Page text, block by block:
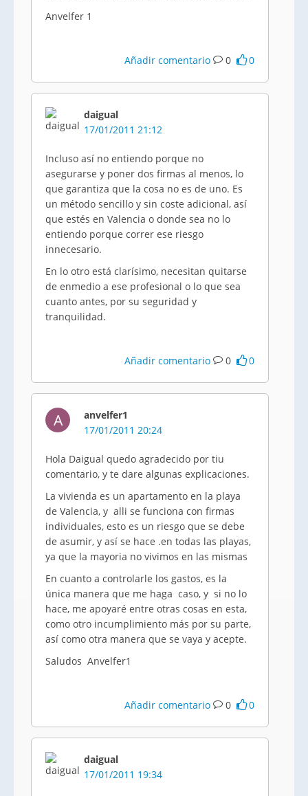
Anvelfer 1
Añadir comentario 0 0
daigual
17/01/2011 21:12
Incluso así no entiendo porque no
asegurarse y poner dos firmas al menos, lo
que garantiza que la cosa no es de uno. Es
un método sencillo y sin coste adicional, así
que estés en Valencia o donde sea no lo
entiendo porque correr ese riesgo
innecesario.
En lo otro está clarísimo, necesitan quitarse
de enmedio a ese profesional o lo que sea
cuanto antes, por su seguridad y
tranquilidad.
Añadir comentario 0 0
A
anvelfer1
17/01/2011 20:24
Hola Daigual quedo agradecido por tiu
comentario, y te dare algunas explicaciones.
La vivienda es un apartamento en la playa
de Valencia, y alli se funciona con firmas
individuales, esto es un riesgo que se debe
de asumir, y así se hace .en todas las playas,
ya que la mayoria no vivimos en las mismas
En cuanto a controlarle los gastos, es la
única manera que me haga caso, y si no lo
hace, me apoyaré entre otras cosas en esta,
como otro incumplimiento más por su parte,
así como otra manera que se vaya y acepte.
Saludos Anvelfer1
Añadir comentario 0 0
daigual
17/01/2011 19:34